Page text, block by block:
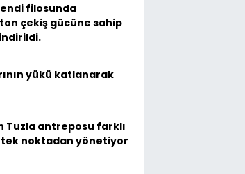
filosunda
çekiş gücüne sahip
yükü katlanarak
Tuzla antreposu farklı
tek noktadan yönetiyor